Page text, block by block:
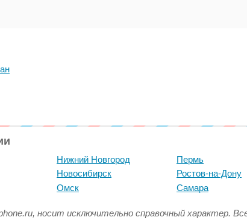
Нижний Новгород
Новосибирск
Омск
Пермь
Ростов-на-Дону
Самара
носит исключительно справочный характер.